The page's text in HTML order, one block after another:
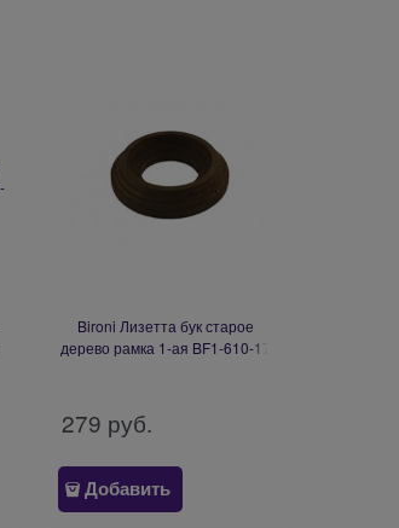
Bironi Лизетта бук старое
дерево рамка 1-ая BF1-610-17
279 руб.
Добавить